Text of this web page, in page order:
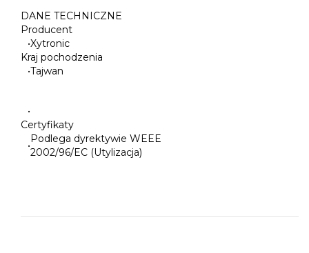
DANE TECHNICZNE
Producent
•Xytronic
Kraj pochodzenia
•Tajwan
•
Certyfikaty
•
Podlega dyrektywie WEEE
2002/96/EC (Utylizacja)